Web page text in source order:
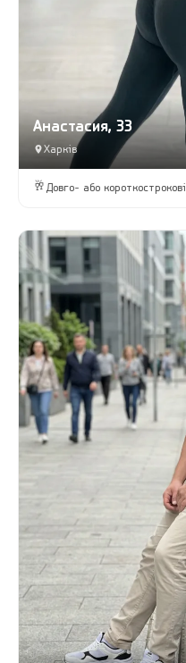
Анастасия, 33
Харків
🥂 Довго- або короткострокові